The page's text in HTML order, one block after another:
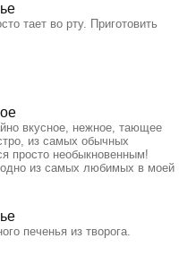
тает во рту. Приготовить
вкусное, нежное, тающее
из самых обычных
просто необыкновенным!
из самых любимых в моей
печенья из творога.